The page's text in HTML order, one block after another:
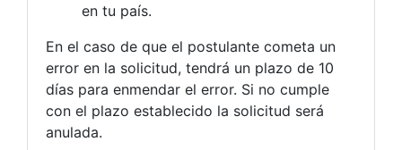
en tu país.
En el caso de que el postulante cometa un
error en la solicitud, tendrá un plazo de 10
días para enmendar el error. Si no cumple
con el plazo establecido la solicitud será
anulada.